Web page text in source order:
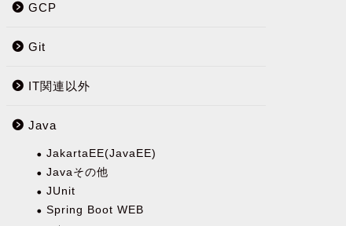
GCP
Git
IT関連以外
Java
JakartaEE(JavaEE)
Javaその他
JUnit
Spring Boot WEB